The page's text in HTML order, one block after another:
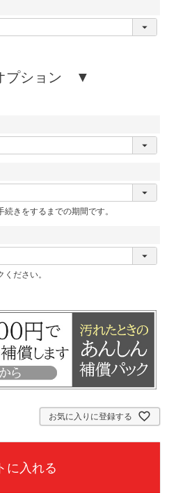
プション ▼
きをするまでの期間です。
ださい。
お気に入りに登録する
に入れる